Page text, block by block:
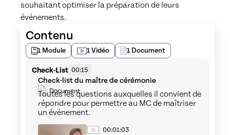
souhaitant optimiser la préparation de leurs
événements.
Contenu
1 Module 1Vidéo 1 Document
Check-List 00:15
Check-list du maître de cérémonie
Document
Toutes les questions auxquelles il convient de
répondre pour permettre au MC de maîtriser
un événement.
wooskill_1 00:01:03